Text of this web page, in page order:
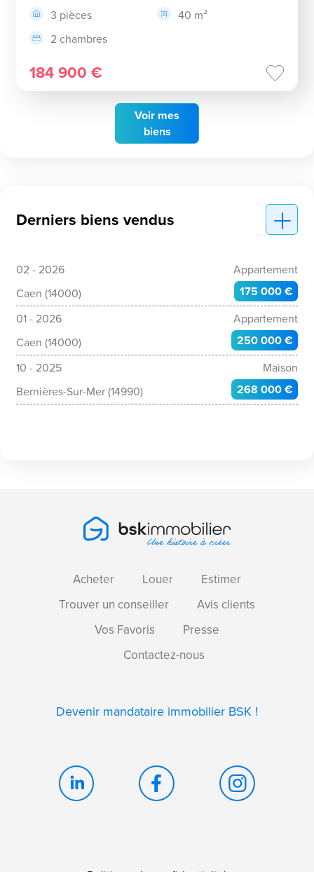
Voir mes
biens
3 pièces
40 m²
2 chambres
184 900 €
Derniers biens vendus
02 - 2026
Appartement
Caen (14000)
175 000 €
01 - 2026
Appartement
Caen (14000)
250 000 €
10 - 2025
Maison
Bernières-Sur-Mer (14990)
268 000 €
Acheter Louer
Estimer
Trouver un conseiller
Avis clients
Vos Favoris
Presse
Contactez-nous
Devenir mandataire immobilier BSK !